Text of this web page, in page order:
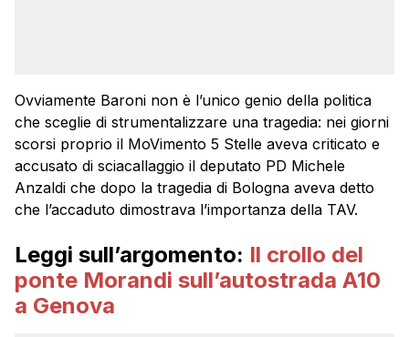
Ovviamente Baroni non è l’unico genio della politica
che sceglie di strumentalizzare una tragedia: nei giorni
scorsi proprio il MoVimento 5 Stelle aveva criticato e
accusato di sciacallaggio il deputato PD Michele
Anzaldi che dopo la tragedia di Bologna aveva detto
che l’accaduto dimostrava l’importanza della TAV.
Leggi sull’argomento: Il crollo del
ponte Morandi sull’autostrada A10
a Genova